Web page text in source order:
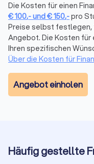
Finanzberater an Ihrer
Vermögen. Seriosität,
Besonderheiten und
sind daher die
der passenden
sollten. Mit
Leistungsportfolio,
Bewertungen zur
erleichtern Sie sich die
Die Frage, ab wann sich
lohnen, hängt von
Die Kosten für einen
€100,-und€150,-pro
Preise selbst festlegen,
Angebot. Die Kosten für
Ihren spezifischen
Über die Kosten für
Angebot einholen
Häufig gestellte